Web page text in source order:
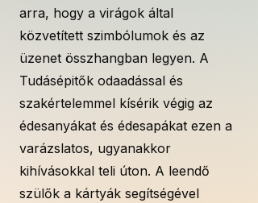
arra, hogy a virágok által
közvetített szimbólumok és az
üzenet összhangban legyen. A
Tudásépitők odaadással és
szakértelemmel kísérik végig az
édesanyákat és édesapákat ezen a
varázslatos, ugyanakkor
kihívásokkal teli úton. A leendő
szülők a kártyák segítségével